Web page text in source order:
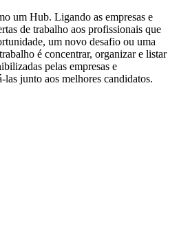
um Hub. Ligando as empresas e
de trabalho aos profissionais que
um novo desafio ou uma
é concentrar, organizar e listar
pelas empresas e
las junto aos melhores candidatos.